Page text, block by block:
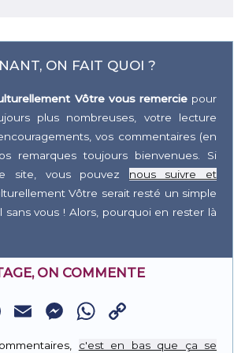
ON FAIT QUOI ?
Vôtre vous remerciepour
plus nombreuses, votre lecture
vos commentaires (en
remarques toujours bienvenues. Si
site, vous pouvez nous suivre et
Vôtre serait resté un simple
sans vous ! Alors, pourquoi en rester là
ON COMMENTE
WordPress
EmailMessenger
WhatsApp
Link
c'est en bas que ça se